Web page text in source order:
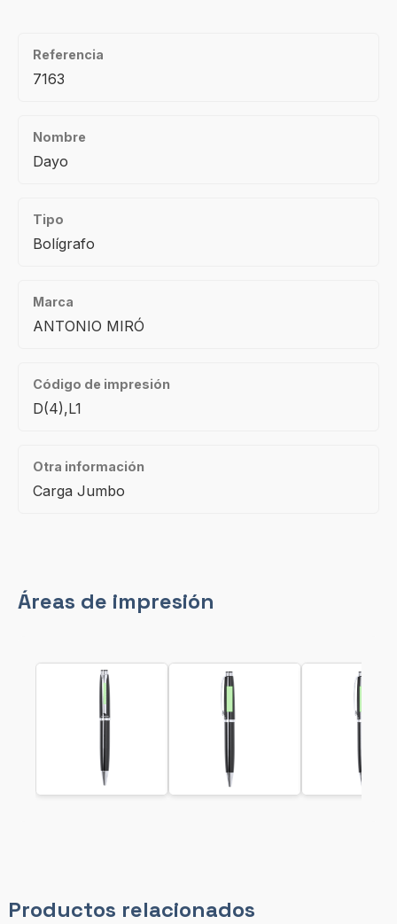
Referencia
7163
Nombre
Dayo
Tipo
Bolígrafo
Marca
ANTONIO MIRÓ
Código de impresión
D(4),L1
Otra información
Carga Jumbo
Áreas de impresión
Productos relacionados